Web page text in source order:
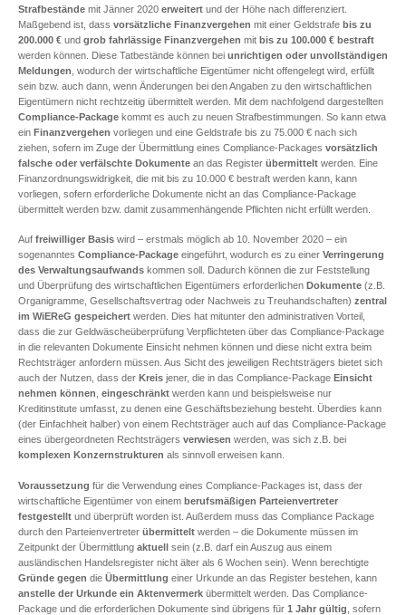
Strafbestände mit Jänner 2020 erweitert und der Höhe nach differenziert.
Maßgebend ist, dass vorsätzliche Finanzvergehen mit einer Geldstrafe bis zu
200.000 € und grob fahrlässige Finanzvergehen mit bis zu 100.000 € bestraft
werden können. Diese Tatbestände können bei unrichtigen oder unvollständigen
Meldungen , wodurch der wirtschaftliche Eigentümer nicht offengelegt wird, erfüllt
sein bzw. auch dann, wenn Änderungen bei den Angaben zu den wirtschaftlichen
Eigentümern nicht rechtzeitig übermittelt werden. Mit dem nachfolgend dargestellten
Compliance-Package kommt es auch zu neuen Strafbestimmungen. So kann etwa
ein Finanzvergehen vorliegen und eine Geldstrafe bis zu 75.000 € nach sich
ziehen, sofern im Zuge der Übermittlung eines Compliance-Packages vorsätzlich
falsche oder verfälschte Dokumente an das Register übermittelt werden. Eine
Finanzordnungswidrigkeit, die mit bis zu 10.000 € bestraft werden kann, kann
vorliegen, sofern erforderliche Dokumente nicht an das Compliance-Package
übermittelt werden bzw. damit zusammenhängende Pflichten nicht erfüllt werden.
Auf freiwilliger Basis wird – erstmals möglich ab 10. November 2020 – ein
sogenanntes Compliance-Package eingeführt, wodurch es zu einer Verringerung
des Verwaltungsaufwands kommen soll. Dadurch können die zur Feststellung
und Überprüfung des wirtschaftlichen Eigentümers erforderlichen Dokumente (z.B.
Organigramme, Gesellschaftsvertrag oder Nachweis zu Treuhandschaften) zentral
im WiEReG gespeichert werden. Dies hat mitunter den administrativen Vorteil,
dass die zur Geldwäscheüberprüfung Verpflichteten über das Compliance-Package
in die relevanten Dokumente Einsicht nehmen können und diese nicht extra beim
Rechtsträger anfordern müssen. Aus Sicht des jeweiligen Rechtsträgers bietet sich
auch der Nutzen, dass der Kreis jener, die in das Compliance-Package Einsicht
nehmen können eingeschränkt werden kann und beispielsweise nur
Kreditinstitute umfasst, zu denen eine Geschäftsbeziehung besteht. Überdies kann
(der Einfachheit halber) von einem Rechtsträger auch auf das Compliance-Package
eines übergeordneten Rechtsträgers verwiesen werden, was sich z.B. bei
komplexen Konzernstrukturen als sinnvoll erweisen kann.
Voraussetzung für die Verwendung eines Compliance-Packages ist, dass der
wirtschaftliche Eigentümer von einem berufsmäßigen Parteienvertreter
festgestellt und überprüft worden ist. Außerdem muss das Compliance Package
durch den Parteienvertreter übermittelt werden – die Dokumente müssen im
Zeitpunkt der Übermittlung aktuell sein (z.B. darf ein Auszug aus einem
ausländischen Handelsregister nicht älter als 6 Wochen sein). Wenn berechtigte
Gründe gegen die Übermittlung einer Urkunde an das Register bestehen, kann
anstelle der Urkunde ein Aktenvermerk übermittelt werden. Das Compliance-
Package und die erforderlichen Dokumente sind übrigens für 1 Jahr gültig , sofern